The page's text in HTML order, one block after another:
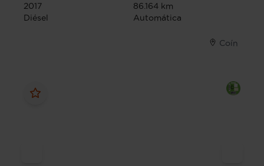
2017
86.164 km
Diésel
Automática
Coín